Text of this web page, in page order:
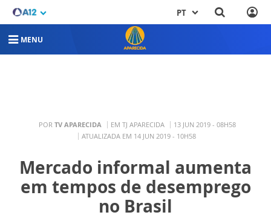
PT
MENU
POR TV APARECIDA EM TJ APARECIDA
13 JUN 2019 - 08H58
ATUALIZADA EM 14 JUN 2019 - 10H58
Mercado informal aumenta
em tempos de desemprego
no Brasil